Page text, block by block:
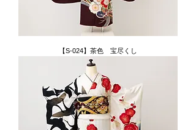
【S-024】茶色 宝尽くし